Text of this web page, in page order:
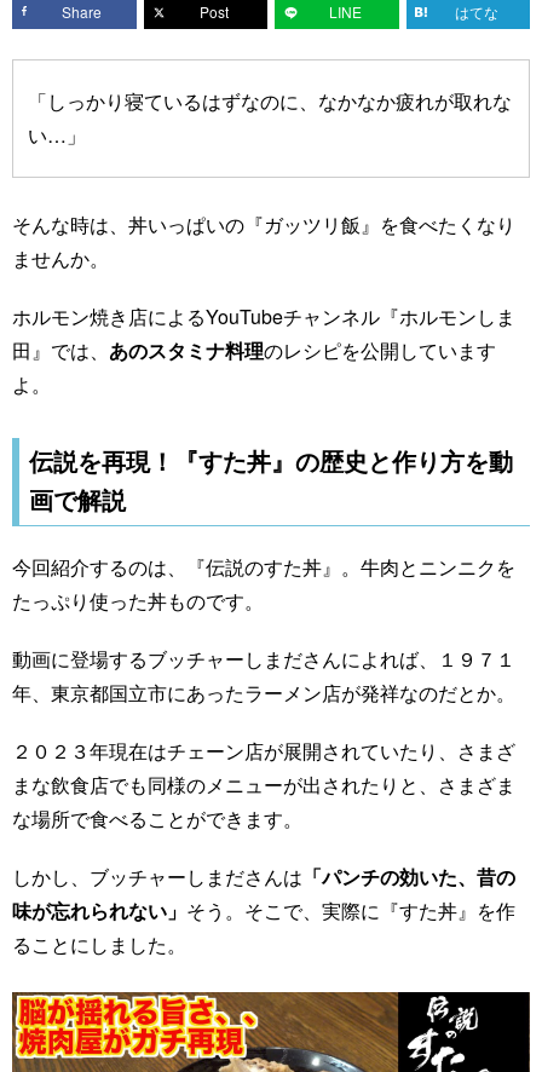
Share
Post LINE はてな
「しっかり寝ているはずなのに、なかなか疲れが取れな
い…」
そんな時は、丼いっぱいの『ガッツリ飯』を食べたくなり
ませんか。
ホルモン焼き店によるYouTubeチャンネル『ホルモンしま
田』では、 あのスタミナ料理のレシピを公開しています
よ。
伝説を再現！『すた丼』の歴史と作り方を動
画で解説
今回紹介するのは、『伝説のすた丼』。牛肉とニンニクを
たっぷり使った丼ものです。
動画に登場するブッチャーしまださんによれば、１９７１
年、東京都国立市にあったラーメン店が発祥なのだとか。
２０２３年現在はチェーン店が展開されていたり、さまざ
まな飲食店でも同様のメニューが出されたりと、さまざま
な場所で食べることができます。
しかし、ブッチャーしまださんは 「パンチの効いた、昔の
味が忘れられない」 そう。そこで、実際に『すた丼』を作
ることにしました。